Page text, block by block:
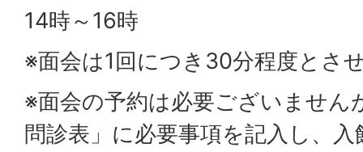
14時～16時
※面会は1回につき30分程度とさ
※面会の予約は必要ございません
問診表」に必要事項を記入し、